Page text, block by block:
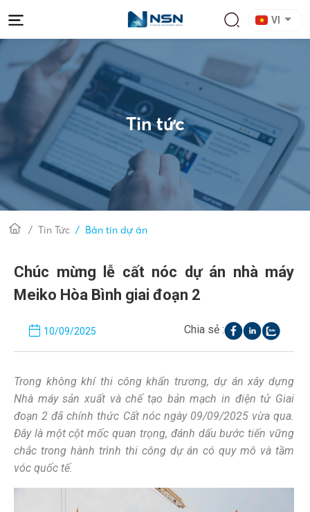
VI
Tin tức
Tin Tức Bản tin dự án
Chúc mừng lễ cất nóc dự án nhà máy
Meiko Hòa Bình giai đoạn 2
10/09/2025 Chia sẻ :
Trong không khí thi công khẩn trương, dự án xây dựng
Nhà máy sản xuất và chế tạo bản mạch in điện tử Giai
đoạn 2 đã chính thức Cất nóc ngày 09/09/2025 vừa qua.
Đây là một cột mốc quan trọng, đánh dấu bước tiến vững
chắc trong hành trình thi công dự án có quy mô và tầm
vóc quốc tế.